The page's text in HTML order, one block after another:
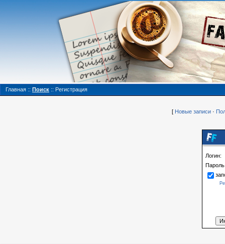
Главная :: Поиск :: Регистрация
[ Новые записи ·
Логин: